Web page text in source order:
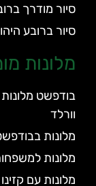
סיור מודרך
סיור ברובע
מלונות
בודפשט
וורלד
מלונות
מלונות
מלונות עם